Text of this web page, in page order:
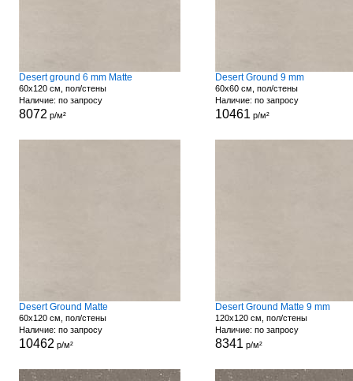
Desert ground 6 mm Matte
60x120 см, пол/стены
Наличие: по запросу
8072 р/м²
Desert Ground 9 mm
60x60 см, пол/стены
Наличие: по запросу
10461 р/м²
Desert Ground Matte
60x120 см, пол/стены
Наличие: по запросу
10462 р/м²
Desert Ground Matte 9 mm
120x120 см, пол/стены
Наличие: по запросу
8341 р/м²